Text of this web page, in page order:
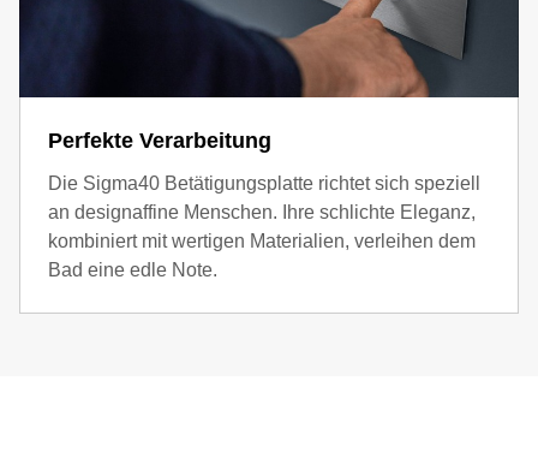
Perfekte Verarbeitung
Die Sigma40 Betätigungsplatte richtet sich speziell
an designaffine Menschen. Ihre schlichte Eleganz,
kombiniert mit wertigen Materialien, verleihen dem
Bad eine edle Note.